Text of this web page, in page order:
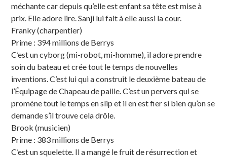
méchante car depuis qu’elle est enfant sa tête est mise à
prix. Elle adore lire. Sanji lui fait à elle aussi la cour.
Franky (charpentier)
Prime : 394 millions de Berrys
C’est un cyborg (mi-robot, mi-homme), il adore prendre
soin du bateau et crée tout le temps de nouvelles
inventions. C’est lui qui a construit le deuxième bateau de
l’Équipage de Chapeau de paille. C’est un pervers qui se
promène tout le temps en slip et il en est fier si bien qu’on se
demande s’il trouve cela drôle.
Brook (musicien)
Prime : 383 millions de Berrys
C’est un squelette. Il a mangé le fruit de résurrection et